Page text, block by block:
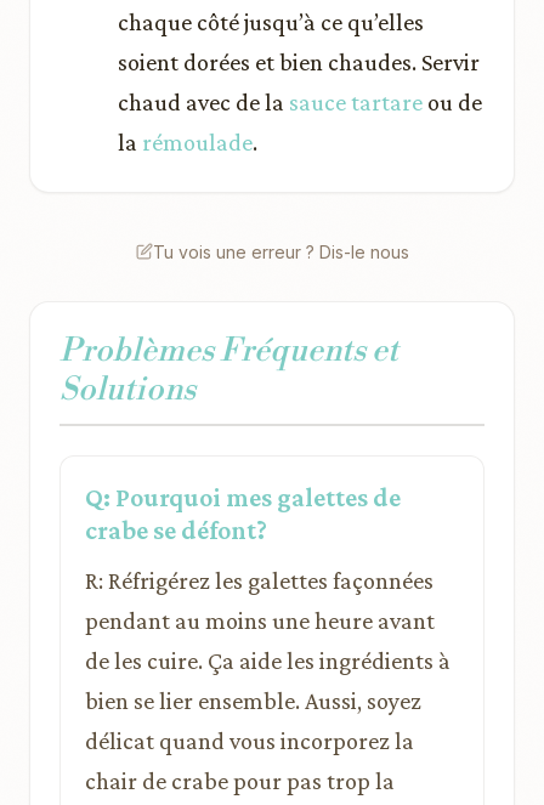
chaque côté jusqu’à ce qu’elles
soient dorées et bien chaudes. Servir
chaud avec de la sauce tartare ou de
la rémoulade.
Tu vois une erreur ? Dis-le nous
Problèmes Fréquents et
Solutions
Q: Pourquoi mes galettes de
crabe se défont?
R: Réfrigérez les galettes façonnées
pendant au moins une heure avant
de les cuire. Ça aide les ingrédients à
bien se lier ensemble. Aussi, soyez
délicat quand vous incorporez la
chair de crabe pour pas trop la